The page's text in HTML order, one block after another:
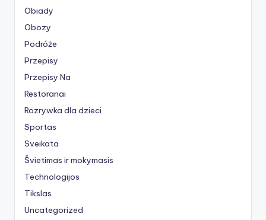
Obiady
Obozy
Podróże
Przepisy
Przepisy Na
Restoranai
Rozrywka dla dzieci
Sportas
Sveikata
Švietimas ir mokymasis
Technologijos
Tikslas
Uncategorized